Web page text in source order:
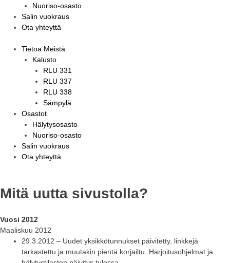
Nuoriso-osasto
Salin vuokraus
Ota yhteyttä
Tietoa Meistä
Kalusto
RLU 331
RLU 337
RLU 338
Sämpylä
Osastot
Hälytysosasto
Nuoriso-osasto
Salin vuokraus
Ota yhteyttä
Mitä uutta sivustolla?
Vuosi 2012
Maaliskuu 2012
29.3.2012 – Uudet yksikkötunnukset päivitetty, linkkejä
tarkastettu ja muutakin pientä korjailtu. Harjoitusohjelmat ja